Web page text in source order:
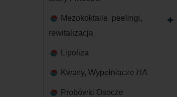
Mezokoktaile, peelingi,
rewitalizacja
Lipoliza
Kwasy, Wypełniacze HA
Probówki Osocze